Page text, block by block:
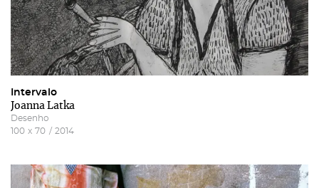
Intervalo
Joanna Latka
Desenho
100 x 70 / 2014